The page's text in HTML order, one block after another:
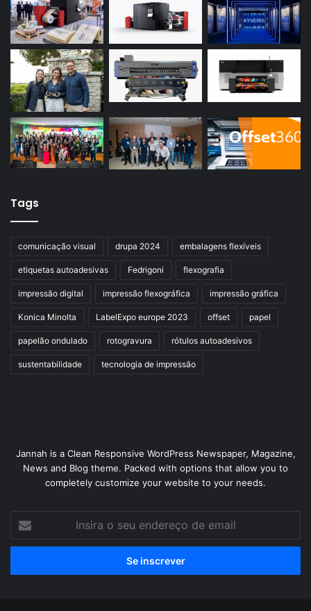
Tags
comunicação visual drupa 2024 embalagens flexíveis
etiquetas autoadesivas Fedrigoni flexografia
impressão digital impressão flexográfica impressão gráfica
Konica Minolta LabelExpo europe 2023 offset papel
papelão ondulado rotogravura rótulos autoadesivos
sustentabilidade tecnologia de impressão
Jannah is a Clean Responsive WordPress Newspaper, Magazine,
News and Blog theme. Packed with options that allow you to
completely customize your website to your needs.
seu
de